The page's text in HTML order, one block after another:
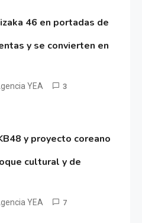
46 en portadas de
y se convierten en
YEA 3
y proyecto coreano
cultural y de
YEA 7